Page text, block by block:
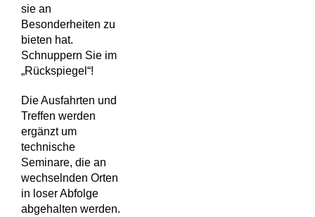
sie an
Besonderheiten zu
bieten hat.
Schnuppern Sie im
„Rückspiegel“!
Die Ausfahrten und
Treffen werden
ergänzt um
technische
Seminare, die an
wechselnden Orten
in loser Abfolge
abgehalten werden.